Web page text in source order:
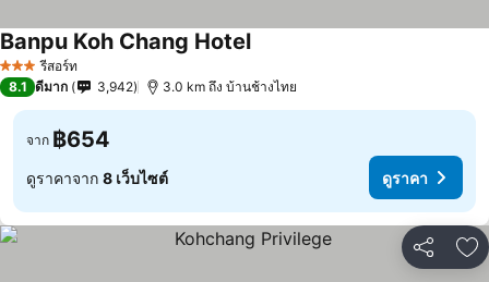
3 ดาว รีสอร์ท
Banpu Koh Chang Hotelดูราคา
8.1 ดีมาก 3,942 3.0 km ถึง บ้านช้างไทย
จาก ฿654
ดูราคาจาก 8 เว็บไซต์ ดูราคา
แชร์ เ